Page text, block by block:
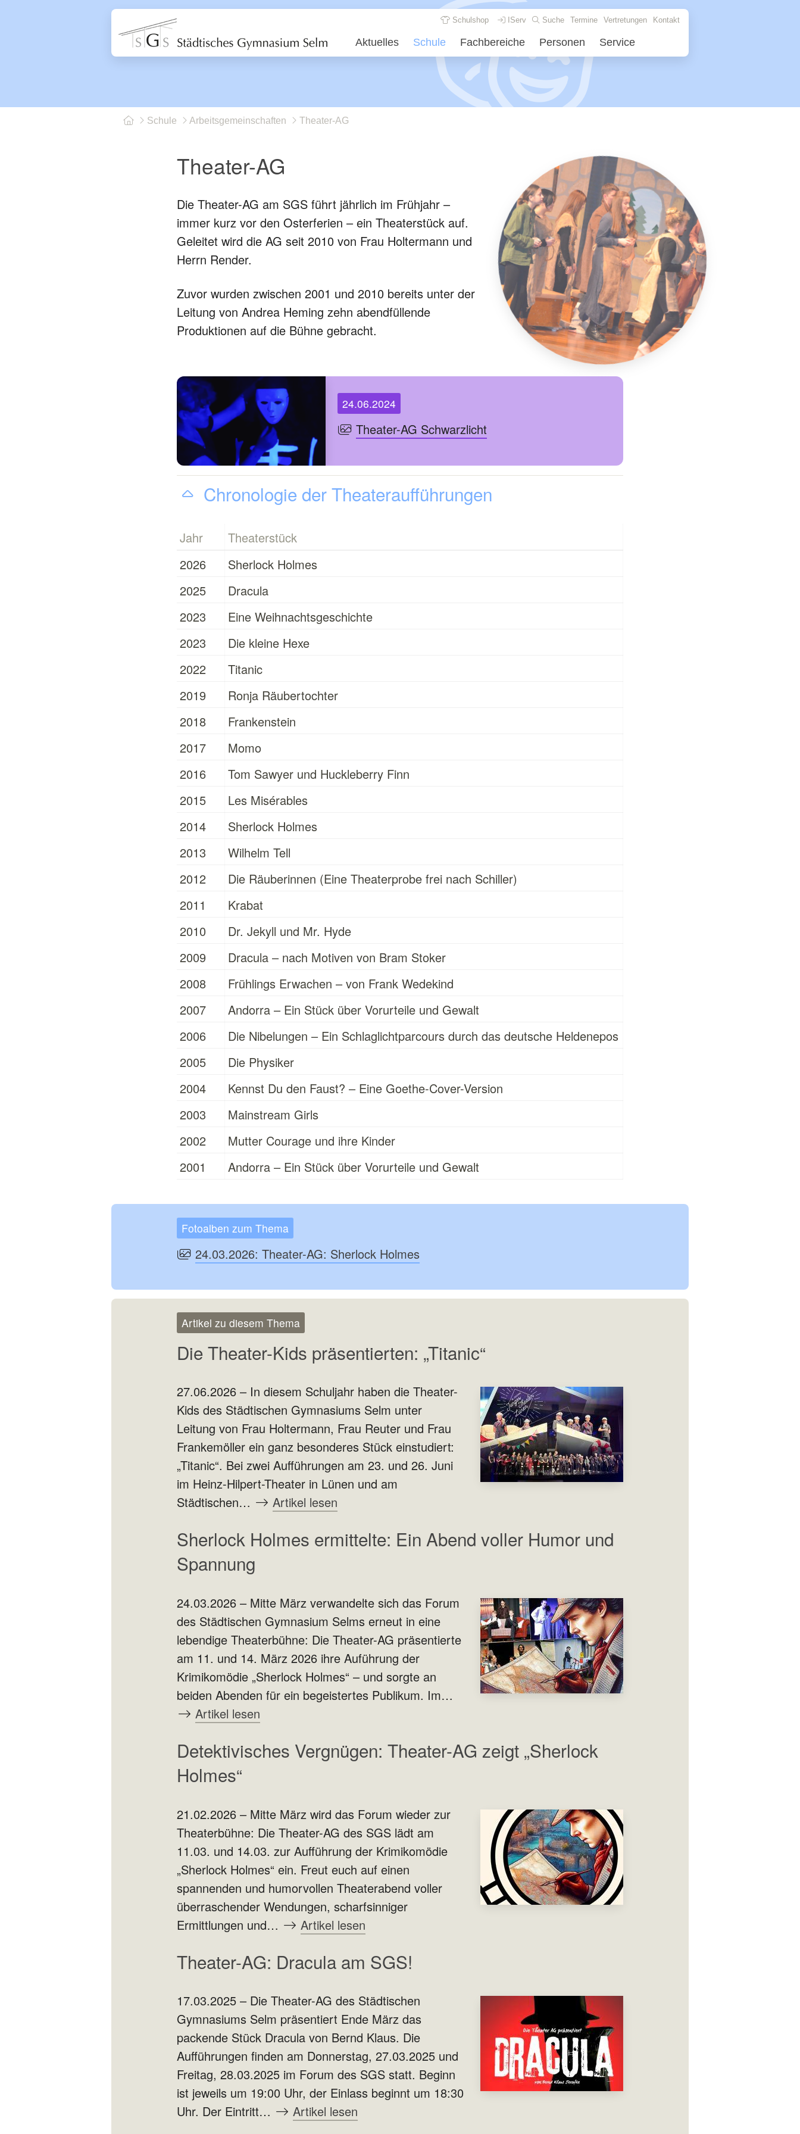
Schulshop IServ Suche Termine Vertretungen Kontakt
Aktuelles Schule Fachbereiche Personen Service
Schule Arbeitsgemeinschaften Theater-AG
Theater-AG
Die Theater-AG am SGS führt jährlich im Frühjahr –
immer kurz vor den Osterferien – ein Theaterstück auf.
Geleitet wird die AG seit 2010 von Frau Holtermann und
Herrn Render.
Zuvor wurden zwischen 2001 und 2010 bereits unter der
Leitung von Andrea Heming zehn abendfüllende
Produktionen auf die Bühne gebracht.
24.06.2024
Theater-AG Schwarzlicht
Chronologie der Theateraufführungen
Jahr
Theaterstück
2026
Sherlock Holmes
2025
Dracula
2023
Eine Weihnachtsgeschichte
2023
Die kleine Hexe
2022
Titanic
2019
Ronja Räubertochter
2018
Frankenstein
2017
Momo
2016
Tom Sawyer und Huckleberry Finn
2015
Les Misérables
2014
Sherlock Holmes
2013
Wilhelm Tell
2012
Die Räuberinnen (Eine Theaterprobe frei nach Schiller)
2011
Krabat
2010
Dr. Jekyll und Mr. Hyde
2009
Dracula – nach Motiven von Bram Stoker
2008
Frühlings Erwachen – von Frank Wedekind
2007
Andorra – Ein Stück über Vorurteile und Gewalt
2006
Die Nibelungen – Ein Schlaglichtparcours durch das deutsche Heldenepos
2005
Die Physiker
2004
Kennst Du den Faust? – Eine Goethe-Cover-Version
2003
Mainstream Girls
2002
Mutter Courage und ihre Kinder
2001
Andorra – Ein Stück über Vorurteile und Gewalt
Fotoalben zum Thema
24.03.2026: Theater-AG: Sherlock Holmes
Artikel zu diesem Thema
Die Theater-Kids präsentierten: „Titanic“
27.06.2026 – In diesem Schuljahr haben die Theater-
Kids des Städtischen Gymnasiums Selm unter
Leitung von Frau Holtermann, Frau Reuter und Frau
Frankemöller ein ganz besonderes Stück einstudiert:
„Titanic“. Bei zwei Aufführungen am 23. und 26. Juni
im Heinz-Hilpert-Theater in Lünen und am
Städtischen…
Artikel lesen
Sherlock Holmes ermittelte: Ein Abend voller Humor und
Spannung
24.03.2026 – Mitte März verwandelte sich das Forum
des Städtischen Gymnasium Selms erneut in eine
lebendige Theaterbühne: Die Theater-AG präsentierte
am 11. und 14. März 2026 ihre Auführung der
Krimikomödie „Sherlock Holmes“ – und sorgte an
beiden Abenden für ein begeistertes Publikum. Im…
Artikel lesen
Detektivisches Vergnügen: Theater-AG zeigt „Sherlock
Holmes“
21.02.2026 – Mitte März wird das Forum wieder zur
Theaterbühne: Die Theater-AG des SGS lädt am
11.03. und 14.03. zur Aufführung der Krimikomödie
„Sherlock Holmes“ ein. Freut euch auf einen
spannenden und humorvollen Theaterabend voller
überraschender Wendungen, scharfsinniger
Ermittlungen und…
Artikel lesen
Theater-AG: Dracula am SGS!
17.03.2025 – Die Theater-AG des Städtischen
Gymnasiums Selm präsentiert Ende März das
packende Stück Dracula von Bernd Klaus. Die
Aufführungen finden am Donnerstag, 27.03.2025 und
Freitag, 28.03.2025 im Forum des SGS statt. Beginn
ist jeweils um 19:00 Uhr, der Einlass beginnt um 18:30
Uhr. Der Eintritt…
Artikel lesen